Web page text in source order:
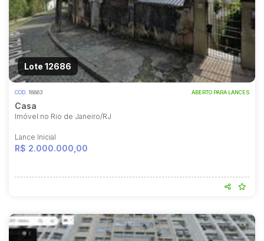
Lote 12686
COD. 18863 ABERTO PARA LANCES
Casa
Imóvel no Rio de Janeiro/RJ
Lance Inicial
R$ 2.000.000,00